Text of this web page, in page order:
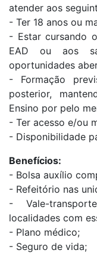
atender aos
- Ter 18 anos ou
- Estar cursando
EAD ou aos
oportunidades
- Formação
posterior,
Ensino por pelo
- Ter acesso e/ou
- Disponibilidade
Benefícios:
- Bolsa auxílio
- Refeitório nas
- Vale-
localidades com
- Plano médico;
- Seguro de vida;